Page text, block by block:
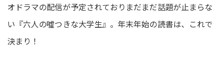
オドラマの配信が予定されておりまだまだ話題が止まらな
い『六人の噓つきな大学生』。年末年始の読書は、これで
決まり！